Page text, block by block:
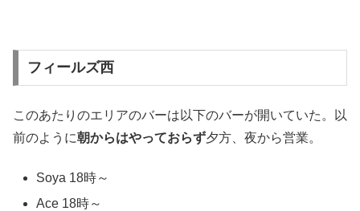
フィールズ西
このあたりのエリアのバーは以下のバーが開いていた。以
前のように朝からはやっておらず夕方、夜から営業。
Soya 18時～
Ace 18時～